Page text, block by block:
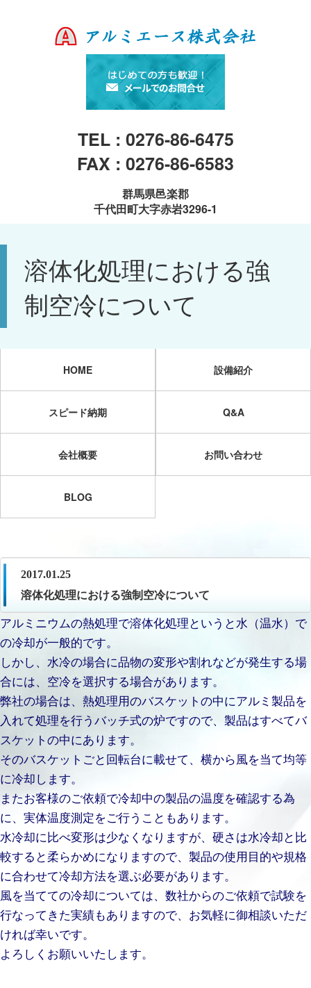
TEL : 0276-86-6475
FAX : 0276-86-6583
群馬県邑楽郡
千代田町大字赤岩3296-1
溶体化処理における強
制空冷について
HOME 設備紹介
スピード納期 Q&A
会社概要 お問い合わせ
BLOG
2017.01.25
溶体化処理における強制空冷について
アルミニウムの熱処理で溶体化処理というと水（温水）で
の冷却が一般的です。
しかし、水冷の場合に品物の変形や割れなどが発生する場
合には、空冷を選択する場合があります。
弊社の場合は、熱処理用のバスケットの中にアルミ製品を
入れて処理を行うバッチ式の炉ですので、製品はすべてバ
スケットの中にあります。
そのバスケットごと回転台に載せて、横から風を当て均等
に冷却します。
またお客様のご依頼で冷却中の製品の温度を確認する為
に、実体温度測定をご行うこともあります。
水冷却に比べ変形は少なくなりますが、硬さは水冷却と比
較すると柔らかめになりますので、製品の使用目的や規格
に合わせて冷却方法を選ぶ必要があります。
風を当てての冷却については、数社からのご依頼で試験を
行なってきた実績もありますので、お気軽に御相談いただ
ければ幸いです。
よろしくお願いいたします。